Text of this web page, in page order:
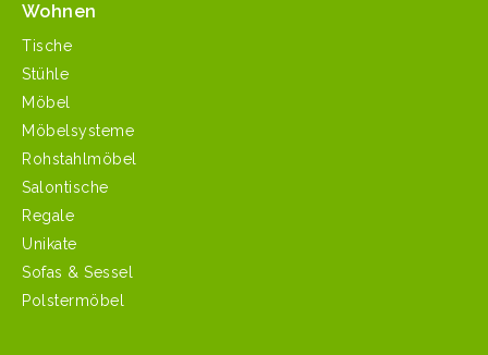
Wohnen
Tische
Stühle
Möbel
Möbelsysteme
Rohstahlmöbel
Salontische
Regale
Unikate
Sofas & Sessel
Polstermöbel